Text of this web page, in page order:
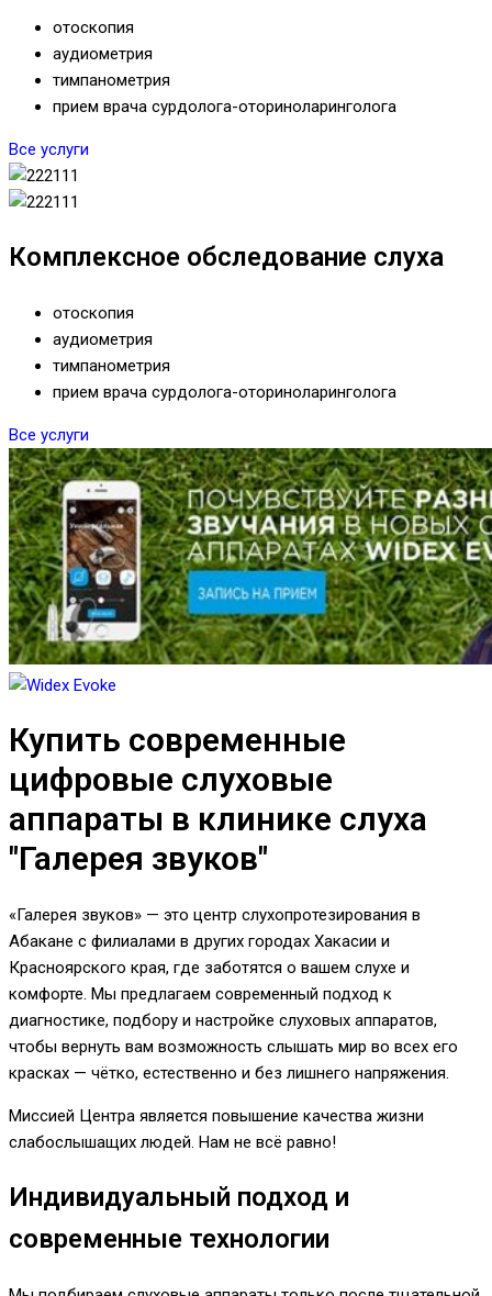
отоскопия
аудиометрия
тимпанометрия
прием врача сурдолога-оториноларинголога
Все услуги
Комплексное обследование слуха
отоскопия
аудиометрия
тимпанометрия
прием врача сурдолога-оториноларинголога
Все услуги
Купить современные
цифровые слуховые
аппараты в клинике слуха
"Галерея звуков"
«Галерея звуков» — это центр слухопротезирования в
Абакане с филиалами в других городах Хакасии и
Красноярского края, где заботятся о вашем слухе и
комфорте. Мы предлагаем современный подход к
диагностике, подбору и настройке слуховых аппаратов,
чтобы вернуть вам возможность слышать мир во всех его
красках — чётко, естественно и без лишнего напряжения.
Миссией Центра является повышение качества жизни
слабослышащих людей. Нам не всё равно!
Индивидуальный подход и
современные технологии